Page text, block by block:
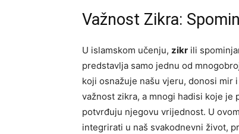
Važnost Zikra:
U islamskom učenju, zikr ili
predstavlja samo jednu od
koji osnažuje našu vjeru, donosi mir
važnost zikra, a mnogi hadisi koje je
potvrđuju njegovu vrijednost. U
integrirati u naš svakodnevni život,